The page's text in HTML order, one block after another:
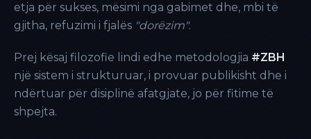
etja për sukses, mësimi nga gabimet dhe, mbi të
gjitha, refuzimi i fjalës "dorëzim".
Prej kësaj filozofie lindi edhe metodologjia #ZBH
një sistem i strukturuar, i provuar publikisht dhe i
ndërtuar për disiplinë afatgjate, jo për fitime të
shpejta.